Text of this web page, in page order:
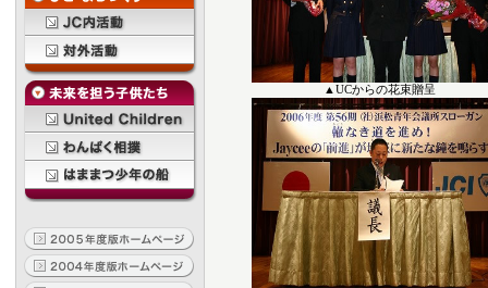
▲UCからの花束贈呈